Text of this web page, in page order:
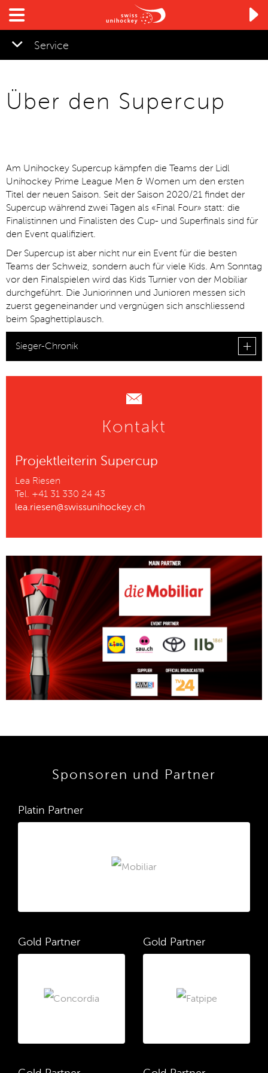

Service
Über den Supercup
Am Unihockey Supercup kämpfen die Teams der Lidl
Unihockey Prime League Men & Women um den ersten
Titel der neuen Saison. Seit der Saison 2020/21 findet der
Supercup während zwei Tagen als «Final Four» statt: die
Finalistinnen und Finalisten des Cup- und Superfinals sind für
den Event qualifiziert.
Der Supercup ist aber nicht nur ein Event für die besten
Teams der Schweiz, sondern auch für viele Kids. Am Sonntag
vor den Finalspielen wird das Kids Turnier von der Mobiliar
durchgeführt. Die Juniorinnen und Junioren messen sich
zuerst gegeneinander und vergnügen sich anschliessend
beim Spaghettiplausch.
Sieger-Chronik
Kontakt
Projektleiterin Supercup
Lea Riesen
Tel. +41 31 330 24 43
lea.riesen@swissunihockey.ch
Sponsoren und Partner
Platin Partner
Gold Partner Gold Partner